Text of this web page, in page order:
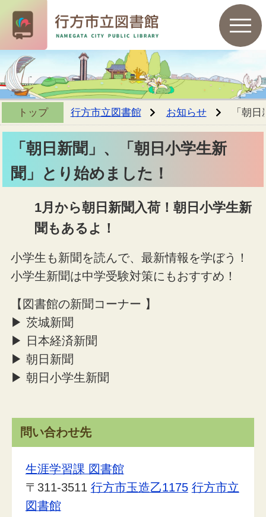
トップ 行方市立図書館 お知らせ 「朝
「朝日新聞」、「朝日小学生新
聞」とり始めました！
1月から朝日新聞入荷！朝日小学生新
聞もあるよ！
小学生も新聞を読んで、最新情報を学ぼう！
小学生新聞は中学受験対策にもおすすめ！
【図書館の新聞コーナー 】
▶ 茨城新聞
▶ 日本経済新聞
▶ 朝日新聞
▶ 朝日小学生新聞
問い合わせ先
生涯学習課 図書館
〒311-3511 行方市玉造乙1175 行方市立
図書館